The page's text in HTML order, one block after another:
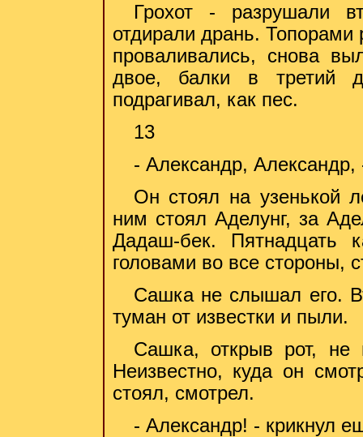
Грохот - разрушали
отдирали дрань.
проваливались, снова
двое, балки в третий
подрагивал, как пес.
13
- Александр, Александр,
Он стоял на узенькой
ним стоял Аделунг, за
Дадаш-бек. Пятнадцать
головами во все стороны,
Сашка не слышал его.
туман от известки и пыли.
Сашка, открыв рот, не
Неизвестно, куда он
стоял, смотрел.
- Александр! - крикнул